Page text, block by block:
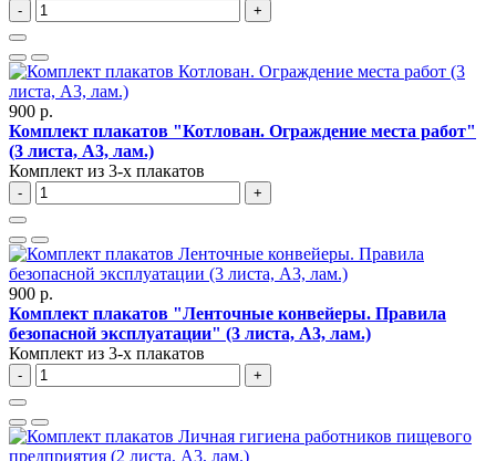
- +
900 р.
Комплект плакатов "Котлован. Ограждение места работ"
(3 листа, A3, лам.)
Комплект из 3-х плакатов
- +
900 р.
Комплект плакатов "Ленточные конвейеры. Правила
безопасной эксплуатации" (3 листа, A3, лам.)
Комплект из 3-х плакатов
- +